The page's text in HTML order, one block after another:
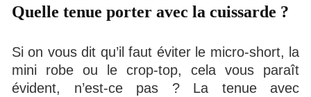
Quelle tenue porter avec la cuissarde ?
Si on vous dit qu’il faut éviter le micro-short, la
mini robe ou le crop-top, cela vous paraît
évident, n’est-ce pas ? La tenue avec